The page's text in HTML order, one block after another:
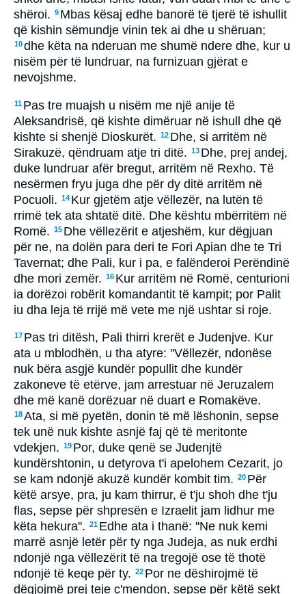
shëroi. 9 Mbas kësaj edhe banorë të tjerë të ishullit
që kishin sëmundje vinin tek ai dhe u shëruan;
10dhe këta na nderuan me shumë ndere dhe, kur u
nisëm për të lundruar, na furnizuan gjërat e
nevojshme.
11 Pas tre muajsh u nisëm me një anije të
Aleksandrisë, që kishte dimëruar në ishull dhe që
kishte si shenjë Dioskurët. 12 Dhe, si arritëm në
Sirakuzë, qëndruam atje tri ditë. 13 Dhe, prej andej,
duke lundruar afër bregut, arritëm në Rexho. Të
nesërmen fryu juga dhe për dy ditë arritëm në
Pocuoli. 14 Kur gjetëm atje vëllezër, na lutën të
rrimë tek ata shtatë ditë. Dhe kështu mbërritëm në
Romë. 15 Dhe vëllezërit e atjeshëm, kur dëgjuan
për ne, na dolën para deri te Fori Apian dhe te Tri
Tavernat; dhe Pali, kur i pa, e falënderoi Perëndinë
dhe mori zemër. 16 Kur arritëm në Romë, centurioni
ia dorëzoi robërit komandantit të kampit; por Palit
iu dha leja të rrijë më vete me një ushtar si roje.
17 Pas tri ditësh, Pali thirri krerët e Judenjve. Kur
ata u mblodhën, u tha atyre: ''Vëllezër, ndonëse
nuk bëra asgjë kundër popullit dhe kundër
zakoneve të etërve, jam arrestuar në Jeruzalem
dhe më kanë dorëzuar në duart e Romakëve.
18Ata, si më pyetën, donin të më lëshonin, sepse
tek unë nuk kishte asnjë faj që të meritonte
vdekjen. 19 Por, duke qenë se Judenjtë
kundërshtonin, u detyrova t'i apelohem Cezarit, jo
se kam ndonjë akuzë kundër kombit tim. 20 Për
këtë arsye, pra, ju kam thirrur, ë t'ju shoh dhe t'ju
flas, sepse për shpresën e Izraelit jam lidhur me
këta hekura''. 21 Edhe ata i thanë: ''Ne nuk kemi
marrë asnjë letër për ty nga Judeja, as nuk erdhi
ndonjë nga vëllezërit të na tregojë ose të thotë
ndonjë të keqe për ty. 22 Por ne dëshirojmë të
dëgjojmë prej teje ç'mendon, sepse për këtë sekt